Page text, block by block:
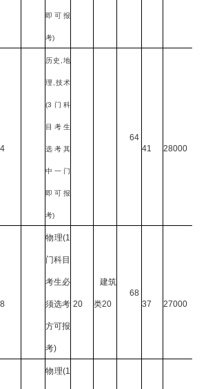
即可报
考)
历史 地
理 技术
(3 门科
目考生
选考其
中一门
即可报
考)
64
41
28000
物理(1
门科目
考生必
须选考
方可报
考)
20
建筑
类20
68
37
27000
物理(1